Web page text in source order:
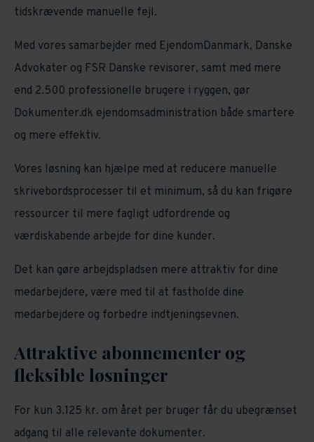
tidskrævende manuelle fejl.
Med vores samarbejder med EjendomDanmark, Danske
Advokater og FSR Danske revisorer, samt med mere
end 2.500 professionelle brugere i ryggen, gør
Dokumenter.dk ejendomsadministration både smartere
og mere effektiv.
Vores løsning kan hjælpe med at reducere manuelle
skrivebordsprocesser til et minimum, så du kan frigøre
ressourcer til mere fagligt udfordrende og
værdiskabende arbejde for dine kunder.
Det kan gøre arbejdspladsen mere attraktiv for dine
medarbejdere, være med til at fastholde dine
medarbejdere og forbedre indtjeningsevnen.
Attraktive abonnementer og
fleksible løsninger
For kun 3.125 kr. om året per bruger får du ubegrænset
adgang til alle relevante dokumenter.